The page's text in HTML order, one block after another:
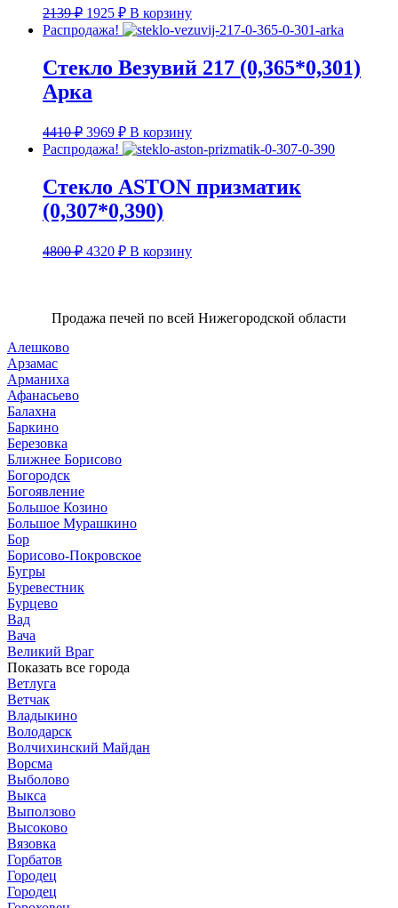
2139₽ Первоначальная
цена
составляла
2139 ₽.
1925 ₽Текущая
цена:
В корзину
Распродажа!
Стекло Везувий 217 (0,365*0,301)
Арка
4410₽ Первоначальная
цена
составляла
4410 ₽.
3969 ₽Текущая
цена:
В корзину
Распродажа!
Стекло ASTON призматик
(0,307*0,390)
4800₽ Первоначальная
4320 ₽Текущая
цена:
В корзину
Продажа печей по всей Нижегородской области
Алешково
Арзамас
Арманиха
Афанасьево
Балахна
Баркино
Березовка
Ближнее Борисово
Богородск
Богоявление
Большое Козино
Большое Мурашкино
Бор
Борисово-Покровское
Бугры
Буревестник
Бурцево
Вад
Вача
Великий Враг
Показать все города
Ветлуга
Ветчак
Владыкино
Володарск
Волчихинский Майдан
Ворсма
Выболово
Выкса
Выползово
Высоково
Вязовка
Горбатов
Городец
Городец